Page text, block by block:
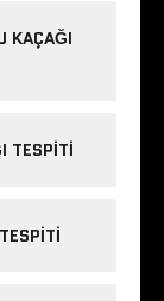
KAÇAĞI
TESPITI